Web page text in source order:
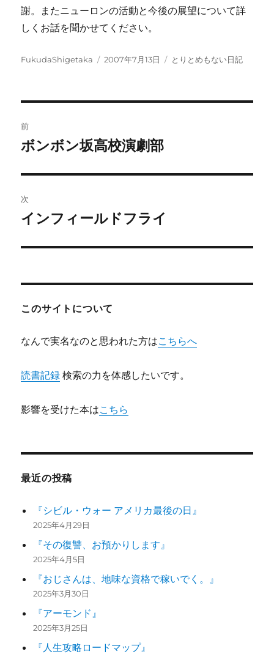
謝。またニューロンの活動と今後の展望について詳
しくお話を聞かせてください。
投
FukudaShigetaka
投
2007年7月13日
カ
とりとめもない日記
稿
ビ
ゲ
ー
前
前
投
稿:
ボンボン坂高校演劇部
次
次
投
インフィールドフライ
このサイトについて
なんで実名なのと思われた方はこちらへ
読書記録 検索の力を体感したいです。
影響を受けた本はこちら
最近の投稿
『シビル・ウォー アメリカ最後の日』
2025年4月29日
『その復讐、お預かりします』
2025年4月5日
『おじさんは、地味な資格で稼いでく。』
2025年3月30日
『アーモンド』
2025年3月25日
『人生攻略ロードマップ』